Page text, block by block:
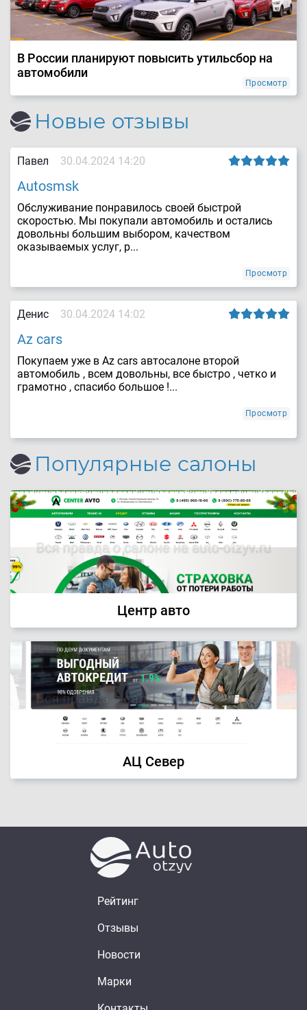
В России планируют повысить утильсбор на
автомобили
Просмотр
Новые отзывы
Павел 30.04.2024 14:20
Autosmsk
Обслуживание понравилось своей быстрой
скоростью. Мы покупали автомобиль и остались
довольны большим выбором, качеством
оказываемых услуг, р...
Просмотр
Денис 30.04.2024 14:02
Az cars
Покупаем уже в Az cars автосалоне второй
автомобиль , всем довольны, все быстро , четко и
грамотно , спасибо большое !...
Просмотр
Популярные салоны
Центр авто
АЦ Север
Рейтинг
Отзывы
Новости
Марки